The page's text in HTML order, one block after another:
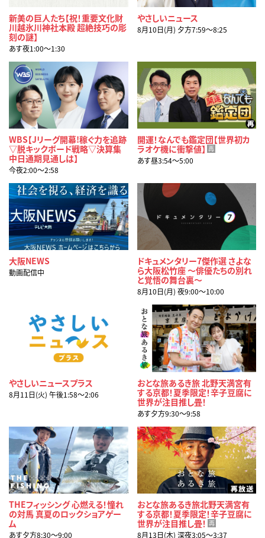
新美の巨人たち【祝！重要文化財
川越氷川神社本殿 超絶技巧の彫
刻の謎】
あす夜1:00〜1:30
やさしいニュース
8月10日(月) 夕方7:59〜8:25
WBS【Jリーグ開幕!稼ぐ力を追跡
▽脱キックボード戦略▽決算集
中日通期見通しは】
今夜2:00〜2:58
開運！なんでも鑑定団【世界初カ
ラオケ機に衝撃値】 再
あす昼3:54〜5:00
大阪NEWS
動画配信中
ドキュメンタリー7傑作選 さよな
ら大阪松竹座 ～俳優たちの別れ
と覚悟の舞台裏～
8月10日(月) 夜9:00〜10:00
やさしいニュースプラス
8月11日(火) 午後1:58〜2:06
おとな旅あるき旅 北野天満宮有
する京都！夏季限定！辛子豆腐に
世界が注目推し畳！
あす夕方9:30〜9:58
THEフィッシング 心燃える！憧れ
の対馬 真夏のロックショアゲー
ム
あす夕方8:30〜9:00
おとな旅あるき旅北野天満宮有
する京都！夏季限定！辛子豆腐に
世界が注目推し畳！ 再
8月13日(木) 深夜3:05〜3:37